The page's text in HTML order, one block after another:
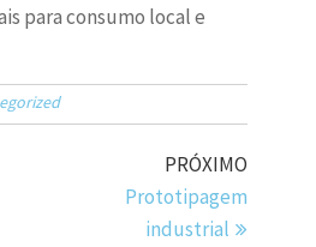
para consumo local e
PRÓXIMO
Prototipagem
industrial